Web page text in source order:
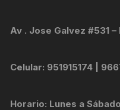
Av . Jose Galvez #531
Celular: 951915174 |
Horario: Lunes a